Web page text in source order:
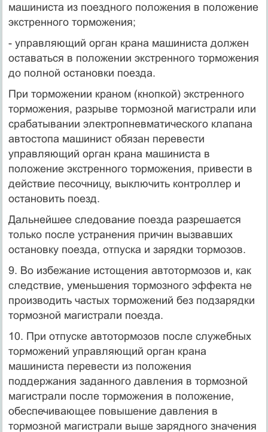
машиниста из поездного положения в положение
экстренного торможения;
- управляющий орган крана машиниста должен
оставаться в положении экстренного торможения
до полной остановки поезда.
При торможении краном (кнопкой) экстренного
торможения, разрыве тормозной магистрали или
срабатывании электропневматического клапана
автостопа машинист обязан перевести
управляющий орган крана машиниста в
положение экстренного торможения, привести в
действие песочницу, выключить контроллер и
остановить поезд.
Дальнейшее следование поезда разрешается
только после устранения причин вызвавших
остановку поезда, отпуска и зарядки тормозов.
9. Во избежание истощения автотормозов и, как
следствие, уменьшения тормозного эффекта не
производить частых торможений без подзарядки
тормозной магистрали поезда.
10. При отпуске автотормозов после служебных
торможений управляющий орган крана
машиниста перевести из положения
поддержания заданного давления в тормозной
магистрали после торможения в положение,
обеспечивающее повышение давления в
тормозной магистрали выше зарядного значения